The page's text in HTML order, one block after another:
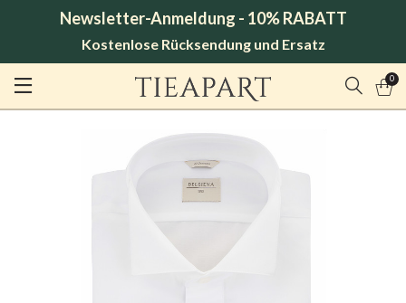
Newsletter-Anmeldung - 10% RABATT
Kostenlose Rücksendung und Ersatz
0